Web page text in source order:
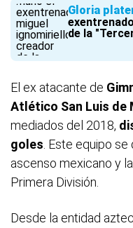
Gloria
de la
El ex atacante de
Atlético San Luis de
mediados del 2018,
goles . Este equipo
ascenso mexicano y
Primera División.
Desde la entidad